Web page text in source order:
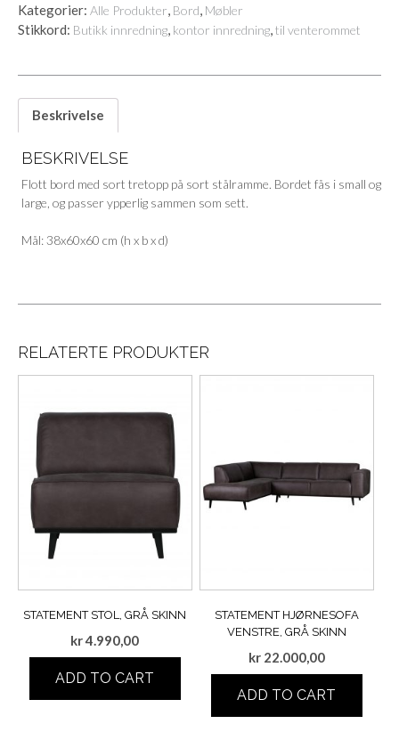
Kategorier: Alle Produkter, Bord, Møbler
Stikkord: Butikk innredning, kontor innredning,til venterommet
Beskrivelse
BESKRIVELSE
Flott bord med sort tretopp på sort stålramme. Bordet fås i small og
large, og passer ypperlig sammen som sett.
Mål: 38x60x60 cm (h x b x d)
RELATERTE PRODUKTER
STATEMENT STOL, GRÅ SKINN
kr4.990,00
ADD TO CART
STATEMENT HJØRNESOFA
VENSTRE, GRÅ SKINN
kr22.000,00
ADD TO CART